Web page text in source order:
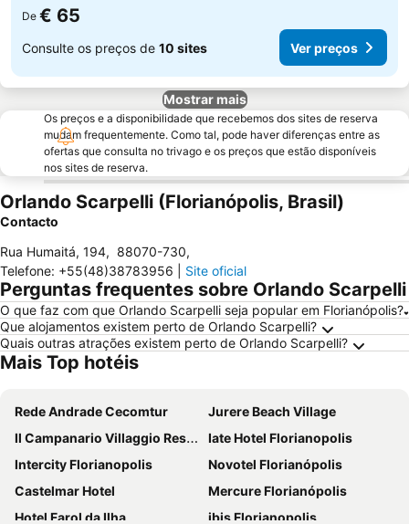
De € 65
Consulte os preços de 10 sites Ver preços
Mostrar mais
Os preços e a disponibilidade que recebemos dos sites de reserva
mudam frequentemente. Como tal, pode haver diferenças entre as
ofertas que consulta no trivago e os preços que estão disponíveis
nos sites de reserva.
Orlando Scarpelli (Florianópolis, Brasil)
Contacto
Rua Humaitá, 194, 88070-730,
Telefone: +55(48)38783956 Site oficial
Perguntas frequentes sobre Orlando Scarpelli
O que faz com que Orlando Scarpelli seja popular em Florianópolis?
Que alojamentos existem perto de Orlando Scarpelli?
Quais outras atrações existem perto de Orlando Scarpelli?
Mais Top hotéis
Rede Andrade Cecomtur
Jurere Beach Village
Il Campanario Villaggio Resort
Iate Hotel Florianopolis
Intercity Florianopolis
Novotel Florianópolis
Castelmar Hotel
Mercure Florianópolis
Hotel Farol da Ilha
ibis Florianopolis